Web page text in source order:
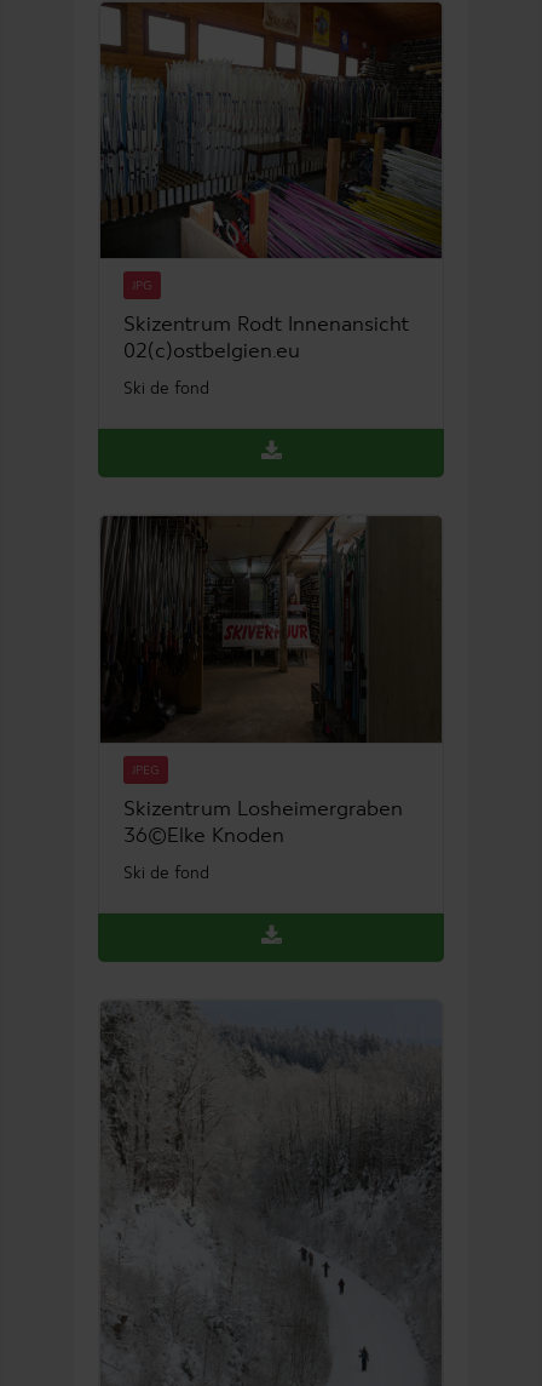
Actualités
Médiathèque
Login
www.ostbelgien.eu
JPG
Skizentrum Rodt Innenansicht
02(c)ostbelgien.eu
Ski de fond
JPEG
Skizentrum Losheimergraben
36©Elke Knoden
Ski de fond